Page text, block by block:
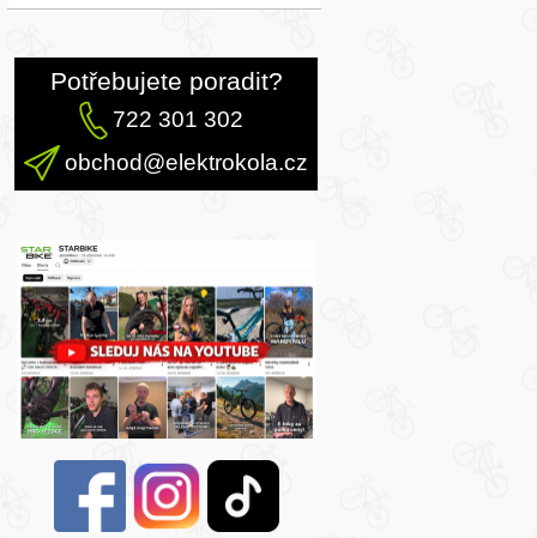
Potřebujete poradit?
722 301 302
obchod@elektrokola.cz